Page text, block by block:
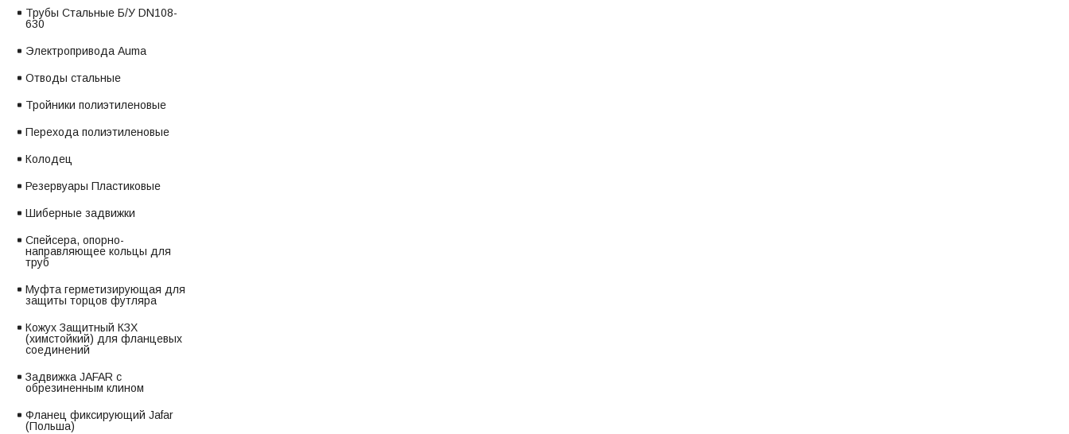
Трубы Стальные Б/У DN108-
630
Электропривода Auma
Отводы стальные
Тройники полиэтиленовые
Перехода полиэтиленовые
Колодец
Резервуары Пластиковые
Шиберные задвижки
Спейсера, опорно-
направляющее кольцы для
труб
Муфта герметизирующая для
защиты торцов футляра
Кожух Защитный КЗХ
(химстойкий) для фланцевых
соединений
Задвижка JAFAR с
обрезиненным клином
Фланец фиксирующий Jafar
(Польша)